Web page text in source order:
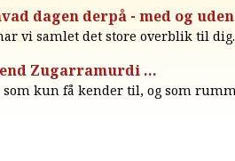
dagen derpå - med og
vi samlet det store overblik til dig.
Zugarramurdi ...
som kun få kender til, og som